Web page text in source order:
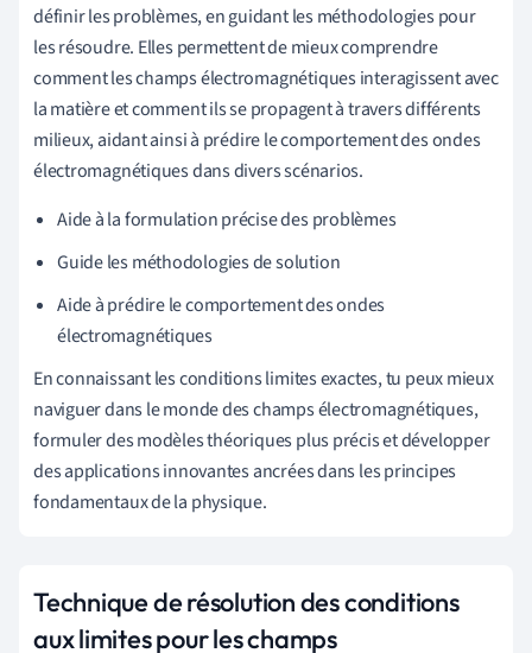
définir les problèmes, en guidant les méthodologies pour
les résoudre. Elles permettent de mieux comprendre
comment les champs électromagnétiques interagissent avec
la matière et comment ils se propagent à travers différents
milieux, aidant ainsi à prédire le comportement des ondes
électromagnétiques dans divers scénarios.
Aide à la formulation précise des problèmes
Guide les méthodologies de solution
Aide à prédire le comportement des ondes
électromagnétiques
En connaissant les conditions limites exactes, tu peux mieux
naviguer dans le monde des champs électromagnétiques,
formuler des modèles théoriques plus précis et développer
des applications innovantes ancrées dans les principes
fondamentaux de la physique.
Technique de résolution des conditions
aux limites pour les champs